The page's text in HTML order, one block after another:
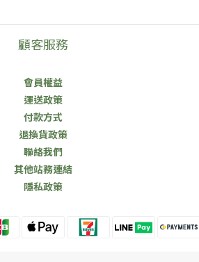
顧客服務
會員權益
運送政策
付款方式
退換貨政策
聯絡我們
其他站務連結
隱私政策